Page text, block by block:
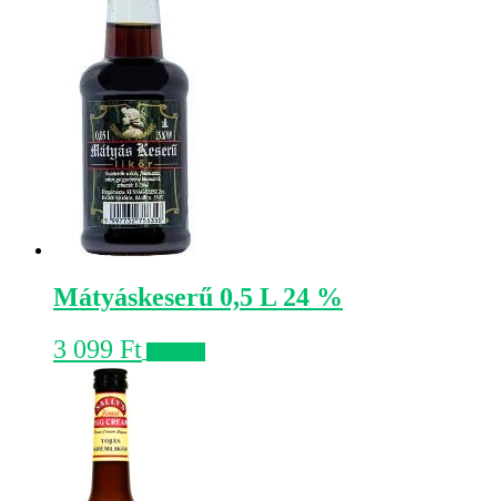
Mátyáskeserű 0,5 L 24 %
3 099 Ft